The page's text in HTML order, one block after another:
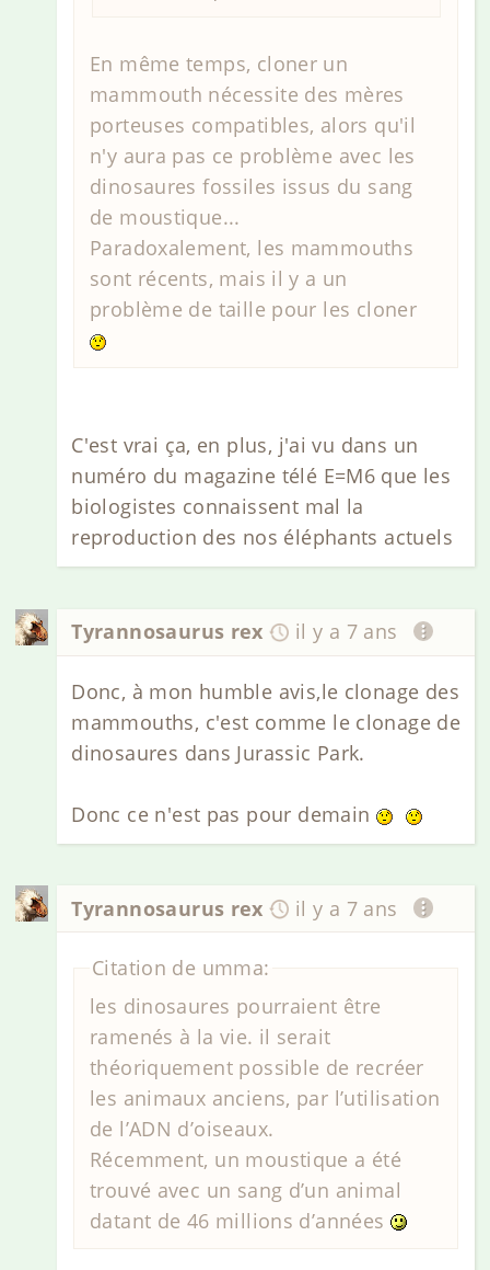
En même temps, cloner un
mammouth nécessite des mères
porteuses compatibles, alors qu'il
n'y aura pas ce problème avec les
dinosaures fossiles issus du sang
de moustique...
Paradoxalement, les mammouths
sont récents, mais il y a un
problème de taille pour les cloner
C'est vrai ça, en plus, j'ai vu dans un
numéro du magazine télé E=M6 que les
biologistes connaissent mal la
reproduction des nos éléphants actuels
Tyrannosaurus rex il y a 7 ans
Donc, à mon humble avis,le clonage des
mammouths, c'est comme le clonage de
dinosaures dans Jurassic Park.
Donc ce n'est pas pour demain
Tyrannosaurus rex il y a 7 ans
Citation de umma:
les dinosaures pourraient être
ramenés à la vie. il serait
théoriquement possible de recréer
les animaux anciens, par l’utilisation
de l’ADN d’oiseaux.
Récemment, un moustique a été
trouvé avec un sang d’un animal
datant de 46 millions d’années